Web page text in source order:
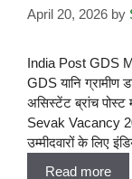
April 20, 2026 by
India Post GDS
GDS यानि
असिस्टेंट ब्रांच
Sevak Vacancy
उम्मीदवारों के लिए
Read more